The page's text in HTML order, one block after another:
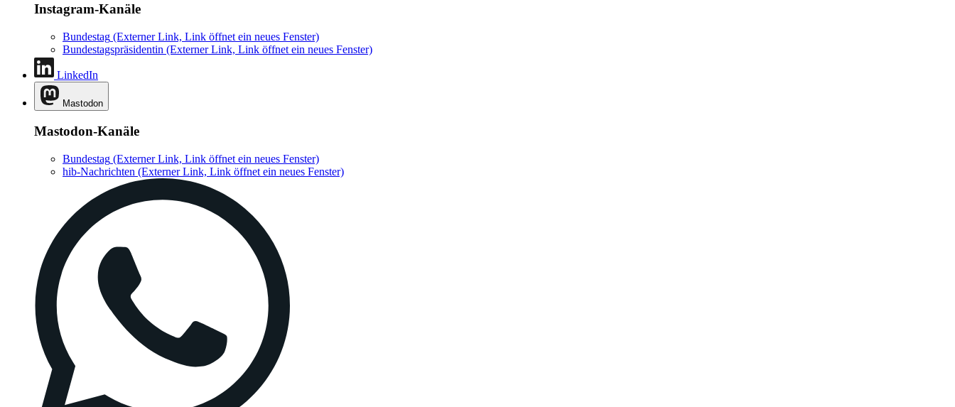
Instagram-Kanäle
Bundestag (Externer Link, Link öffnet ein neues Fenster)
Bundestagspräsidentin (Externer Link, Link öffnet ein neues Fenster)
LinkedIn
Mastodon
Mastodon-Kanäle
Bundestag (Externer Link, Link öffnet ein neues Fenster)
hib-Nachrichten (Externer Link, Link öffnet ein neues Fenster)